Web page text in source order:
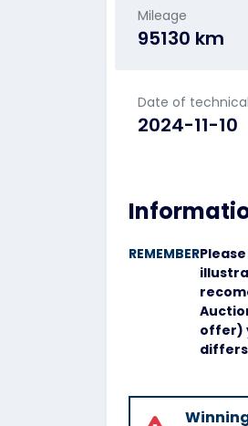
Mileage
95130 km
Date of
2024-11-10
REMEMBER
offer)